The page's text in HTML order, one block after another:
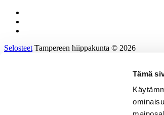
Tämä
Selosteet Tampereen hiippakunta © 2026